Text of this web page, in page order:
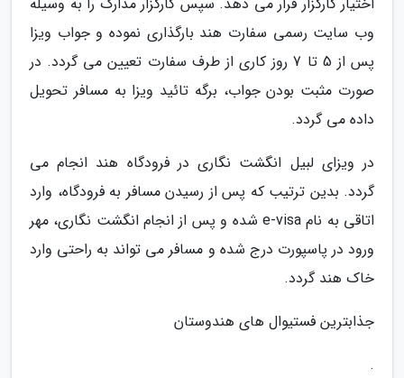
وب سایت رسمی سفارت هند بارگذاری نموده و جواب ویزا
پس از 5 تا 7 روز کاری از طرف سفارت تعیین می گردد. در
صورت مثبت بودن جواب، برگه تائید ویزا به مسافر تحویل
داده می گردد.
در ویزای لبیل انگشت نگاری در فرودگاه هند انجام می
گردد. بدین ترتیب که پس از رسیدن مسافر به فرودگاه، وارد
اتاقی به نام e-visa شده و پس از انجام انگشت نگاری، مهر
ورود در پاسپورت درج شده و مسافر می تواند به راحتی وارد
خاک هند گردد.
جذابترین فستیوال های هندوستان
.